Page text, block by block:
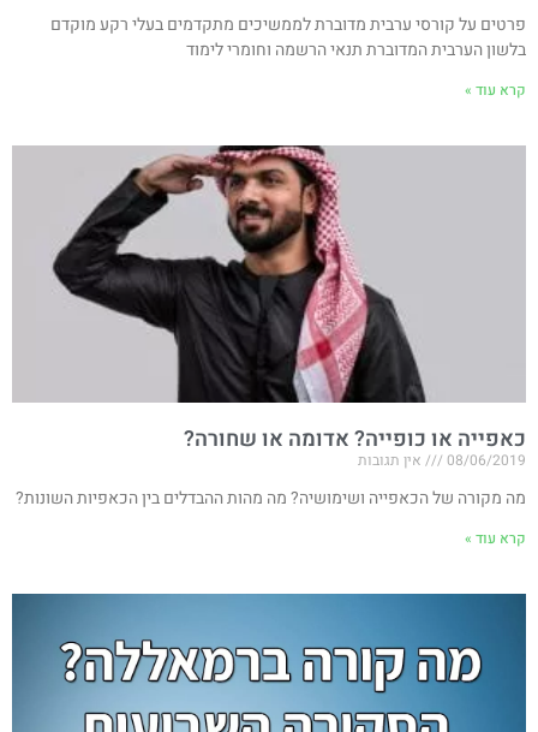
פרטים על קורסי ערבית מדוברת לממשיכים מתקדמים בעלי רקע מוקדם
בלשון הערבית המדוברת תנאי הרשמה וחומרי לימוד
קרא עוד »
כאפייה או כופייה? אדומה או שחורה?
08/06/2019 אין תגובות
מה מקורה של הכאפייה ושימושיה? מה מהות ההבדלים בין הכאפיות השונות?
קרא עוד »